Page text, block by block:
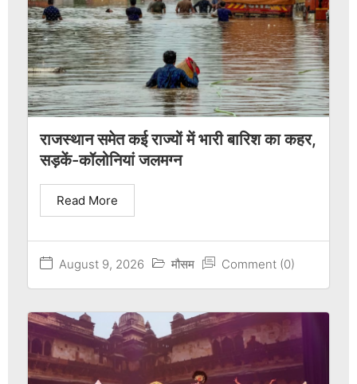
राजस्थान समेत कई राज्यों में भारी बारिश का कहर,
सड़कें-कॉलोनियां जलमग्न
August 9, 2026 मौसम Comment (0)
Read More